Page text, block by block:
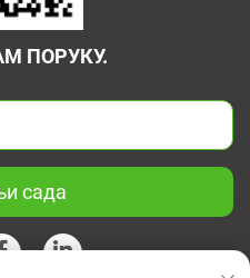
ПОРУКУ.
сада